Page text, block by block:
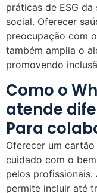
práticas de ESG
social. Oferecer
preocupação com
também amplia o
promovendo
Como o
atende
Para
Oferecer um
cuidado com o
pelos
permite incluir até